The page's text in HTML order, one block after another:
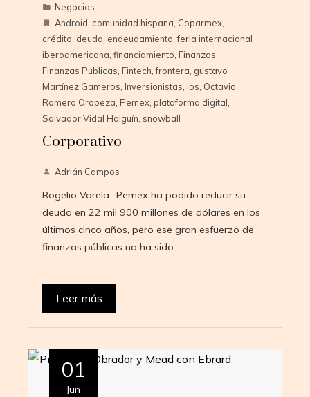
Negocios
Android comunidad hispana Coparmex
crédito deuda endeudamiento ,feria internacional
iberoamericana financiamiento Finanzas
Finanzas Públicas Fintech ,frontera gustavo
Martínez Gameros Inversionistas ios Octavio
Romero Oropeza Pemex plataforma digital
Salvador Vidal Holguín snowball
Corporativo
Adrián Campos
Rogelio Varela- Pemex ha podido reducir su
deuda en 22 mil 900 millones de dólares en los
últimos cinco años, pero ese gran esfuerzo de
finanzas públicas no ha sido…
Leer más
01
Jun